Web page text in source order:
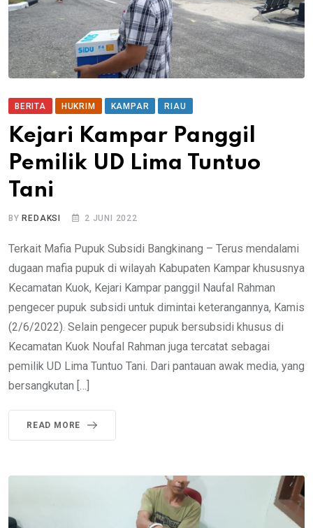
BERITA HUKRIM KAMPAR RIAU
Kejari Kampar Panggil
Pemilik UD Lima Tuntuo
Tani
BY REDAKSI 2 JUNI 2022
Terkait Mafia Pupuk Subsidi Bangkinang – Terus mendalami
dugaan mafia pupuk di wilayah Kabupaten Kampar khususnya
Kecamatan Kuok, Kejari Kampar panggil Naufal Rahman
pengecer pupuk subsidi untuk dimintai keterangannya, Kamis
(2/6/2022). Selain pengecer pupuk bersubsidi khusus di
Kecamatan Kuok Noufal Rahman juga tercatat sebagai
pemilik UD Lima Tuntuo Tani. Dari pantauan awak media, yang
bersangkutan […]
READ MORE